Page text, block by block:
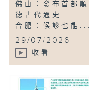
佛山：發布首部順
德古代通史
合肥：候診也能...
29/07/2026
收看